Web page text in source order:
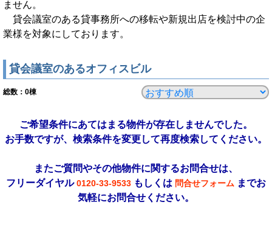
ません。
貸会議室のある貸事務所への移転や新規出店を検討中の企
業様を対象にしております。
貸会議室のあるオフィスビル
総数： 0棟
ご希望条件にあてはまる物件が存在しませんでした。
お手数ですが、検索条件を変更して再度検索してください。
またご質問やその他物件に関するお問合せは、
フリーダイヤル0120-33-9533 もしくは 問合せフォーム までお
気軽にお問合せください。